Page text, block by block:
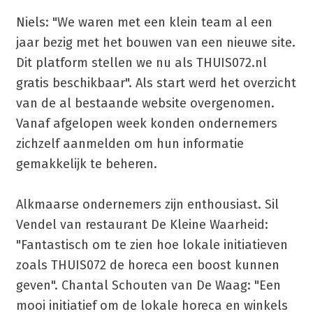
Niels: "We waren met een klein team al een
jaar bezig met het bouwen van een nieuwe site.
Dit platform stellen we nu als THUIS072.nl
gratis beschikbaar". Als start werd het overzicht
van de al bestaande website overgenomen.
Vanaf afgelopen week konden ondernemers
zichzelf aanmelden om hun informatie
gemakkelijk te beheren.
Alkmaarse ondernemers zijn enthousiast. Sil
Vendel van restaurant De Kleine Waarheid:
"Fantastisch om te zien hoe lokale initiatieven
zoals THUIS072 de horeca een boost kunnen
geven". Chantal Schouten van De Waag: "Een
mooi initiatief om de lokale horeca en winkels